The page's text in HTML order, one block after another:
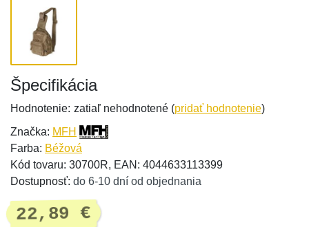
Špecifikácia
Hodnotenie: zatiaľ nehodnotené (pridať hodnotenie)
Značka: MFH
Farba: Béžová
Kód tovaru: 30700R, EAN: 4044633113399
Dostupnosť: do 6-10 dní od objednania
22,89 €